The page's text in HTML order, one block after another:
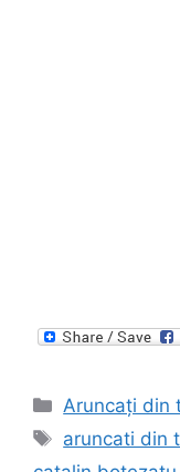
Categories
Aruncați din
Tags
aruncati din